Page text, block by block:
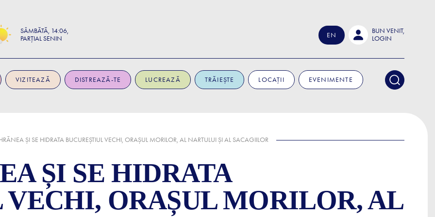
SÂMBĂTĂ 14:06
PARȚIAL SENIN
EN
BUN VENIT,
LOGIN
VIZITEAZĂ DISTREAZĂ-TE LUCREAZĂ TRĂIEȘTE LOCAȚII EVENIMENTE
ȘI SE HIDRATA BUCUREȘTIUL VECHI, ORAȘUL MORILOR, AL NARTULUI ȘI AL SACAGIILOR
ȘI SE HIDRATA
VECHI, ORAȘUL MORILOR, AL